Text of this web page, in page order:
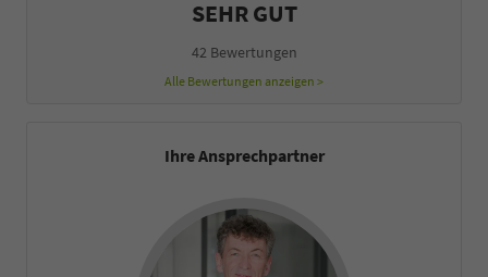
SEHR GUT
42 Bewertungen
Alle Bewertungen anzeigen >
Ihre Ansprechpartner